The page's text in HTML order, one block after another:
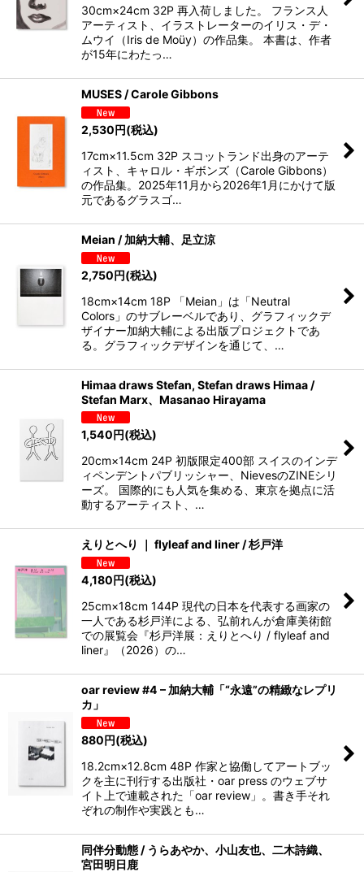
30cm×24cm 32P 再入荷しました。 フランス人
アーティスト、イラストレーターのイリス・デ・
ムウイ（Iris de Moüy）の作品集。 本書は、作者
が15年にわたっ…
MUSES / Carole Gibbons
2,530円(税込)
17cm×11.5cm 32P スコットランド出身のアーテ
ィスト、キャロル・ギボンズ（Carole Gibbons）
の作品集。2025年11月から2026年1月にかけて版
元であるグラスゴ…
Meian / 加納大輔、足立涼
2,750円(税込)
18cm×14cm 18P 「Meian」は「Neutral
Colors」のサブレーベルであり、グラフィックデ
ザイナー加納大輔による出版プロジェクトであ
る。グラフィックデザインを通じて、…
Himaa draws Stefan, Stefan draws Himaa /
Stefan Marx、Masanao Hirayama
1,540円(税込)
20cm×14cm 24P 初版限定400部 スイスのインデ
ィペンデントパブリッシャー、NievesのZINEシリ
ーズ。 国際的にも人気を集める、東京を拠点に活
動するアーティスト、…
えりとへり ｜ flyleaf and liner / 杉戸洋
4,180円(税込)
25cm×18cm 144P 現代の日本を代表する画家の
一人である杉戸洋による、弘前れんが倉庫美術館
での展覧会『杉戸洋展：えりとへり / flyleaf and
liner』（2026）の…
oar review #4 – 加納大輔「“永遠”の精緻なレプリ
カ」
880円(税込)
18.2cm×12.8cm 48P 作家と協働してアートブッ
クを主に刊行する出版社・oar press のウェブサ
イト上で連載された「oar review」。書き手それ
ぞれの制作や実践とも…
同伴分動態 / うらあやか、小山友也、二木詩織、
宮田明日鹿